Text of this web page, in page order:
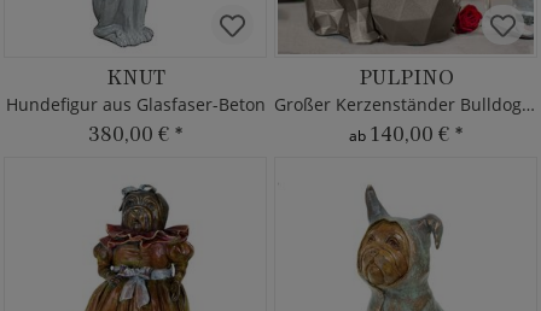
KNUT
Hundefigur aus Glasfaser-Beton
380,00 € *
PULPINO
Großer Kerzenständer Bulldogge
ab 140,00 € *